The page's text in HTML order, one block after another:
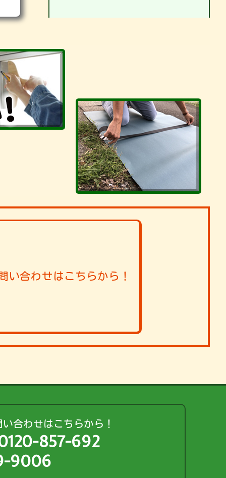
い合わせはこちらから！
い合わせはこちらから！
857-692
9006